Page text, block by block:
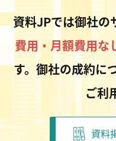
資料JPでは御社の
費用・月額費用な
す。御社の成約に
ご利
資料